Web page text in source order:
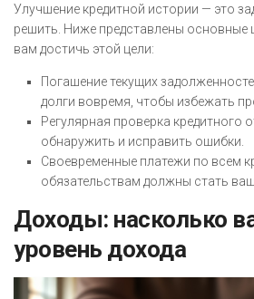
Улучшение кредитной истории — это
решить. Ниже представлены основные
вам достичь этой цели:
Погашение текущих
долги вовремя, чтобы избежать
Регулярная проверка кредитного
обнаружить и исправить ошибки.
Своевременные платежи по всем
обязательствам должны стать
Доходы: насколько
уровень дохода